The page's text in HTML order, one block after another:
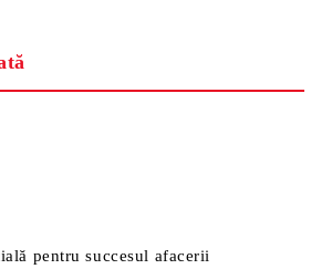
pentru succesul afacerii